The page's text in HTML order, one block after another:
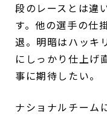
段のレースとは違
す。他の選手の仕
退。明暗はハッキ
にしっかり仕上げ
事に期待したい。
ナショナルチーム